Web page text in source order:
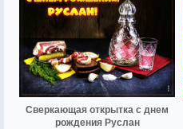
Сверкающая открытка с днем
рождения Руслан